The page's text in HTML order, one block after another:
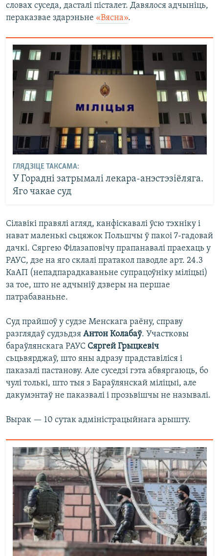
словах суседа, дасталі пісталет. Давялося адчыніць,
пераказвае здарэньне «Вясна».
ГЛЯДЗІЦЕ ТАКСАМА:
У Горадні затрымалі лекара-анэстэзіёляга.
Яго чакае суд
Сілавікі правялі агляд, канфіскавалі ўсю тэхніку і
нават маленькі сьцяжок Польшчы ў пакоі 7-гадовай
дачкі. Сяргею Філазаповічу прапанавалі праехаць у
РАУС, дзе на яго склалі пратакол паводле арт. 24.3
КаАП (непадпарадкаваньне супрацоўніку міліцыі)
за тое, што не адчыніў дзверы на першае
патрабаваньне.
Суд прайшоў у судзе Менскага раёну, справу
разглядаў судзьдзя Антон Колабаў. Участковы
бараўлянскага РАУС Сяргей Грыцкевіч
сьцьвярджаў, што яны адразу прадставіліся і
паказалі пастанову. Але суседзі гэта абвяргаюць, бо
чулі толькі, што тыя з Бараўлянскай міліцыі, але
дакумэнтаў не паказвалі і прозьвішчы не называлі.
Вырак — 10 сутак адміністрацыйнага арышту.